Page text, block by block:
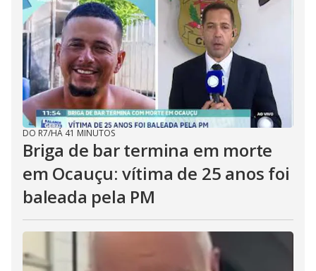
DO R7/HÁ 41 MINUTOS
Briga de bar termina em morte
em Ocauçu: vítima de 25 anos foi
baleada pela PM